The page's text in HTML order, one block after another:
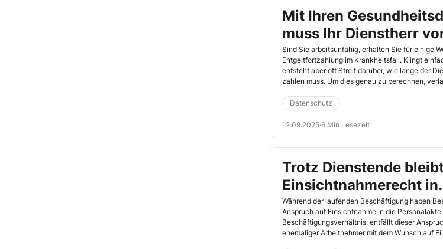
Mit Ihren
muss Ihr Dienstherr
umgehen!
Sind Sie arbeitsunfähig, erhalten Sie für einige
Entgeltfortzahlung im Krankheitsfall. Klingt
entsteht aber oft Streit darüber, wie lange der
zahlen muss. Um dies genau zu berechnen,
weit darf der Einblick in den Gesundheitszustand
Verarbeitung von Gesundheitsdaten erlaubt? Was
Datenschutz? Die
Datenschutz
12.09.2025·6 Min Lesezeit
Trotz Dienstende
Einsichtnahmerecht in
Personalakte – bei
Interesse!
Während der laufenden Beschäftigung haben
Anspruch auf Einsichtnahme in die
Beschäftigungsverhältnis, entfällt dieser
ehemaliger Arbeitnehmer mit dem Wunsch auf